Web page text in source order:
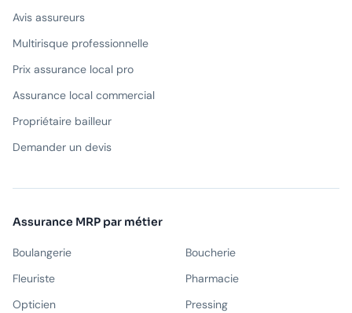
Avis assureurs
Multirisque professionnelle
Prix assurance local pro
Assurance local commercial
Propriétaire bailleur
Demander un devis
Assurance MRP par métier
Boulangerie
Boucherie
Fleuriste
Pharmacie
Opticien
Pressing